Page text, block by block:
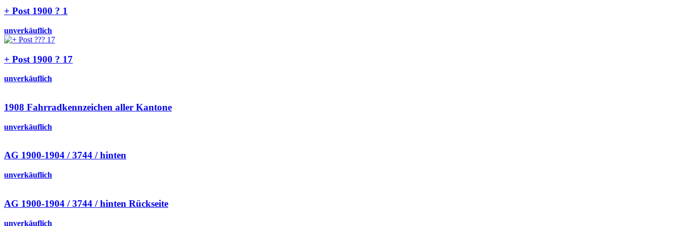
+ Post 1900 ? 1
unverkäuflich
+ Post 1900 ? 17
unverkäuflich
1908 Fahrradkennzeichen aller Kantone
unverkäuflich
AG 1900-1904 / 3744 / hinten
unverkäuflich
AG 1900-1904 / 3744 / hinten Rückseite
unverkäuflich